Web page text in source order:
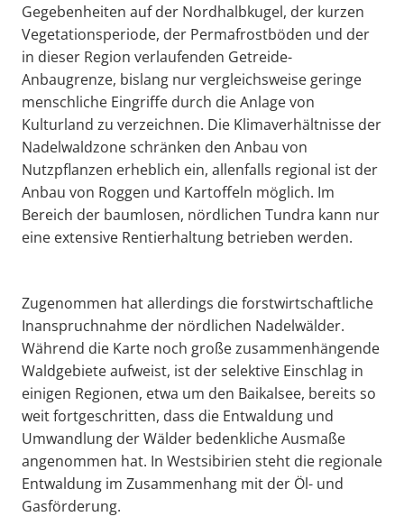
Gegebenheiten auf der Nordhalbkugel, der kurzen
Vegetationsperiode, der Permafrostböden und der
in dieser Region verlaufenden Getreide-
Anbaugrenze, bislang nur vergleichsweise geringe
menschliche Eingriffe durch die Anlage von
Kulturland zu verzeichnen. Die Klimaverhältnisse der
Nadelwaldzone schränken den Anbau von
Nutzpflanzen erheblich ein, allenfalls regional ist der
Anbau von Roggen und Kartoffeln möglich. Im
Bereich der baumlosen, nördlichen Tundra kann nur
eine extensive Rentierhaltung betrieben werden.
Zugenommen hat allerdings die forstwirtschaftliche
Inanspruchnahme der nördlichen Nadelwälder.
Während die Karte noch große zusammenhängende
Waldgebiete aufweist, ist der selektive Einschlag in
einigen Regionen, etwa um den Baikalsee, bereits so
weit fortgeschritten, dass die Entwaldung und
Umwandlung der Wälder bedenkliche Ausmaße
angenommen hat. In Westsibirien steht die regionale
Entwaldung im Zusammenhang mit der Öl- und
Gasförderung.